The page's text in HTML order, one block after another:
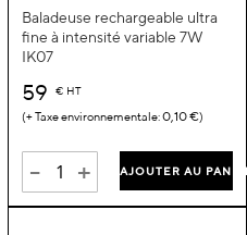
Baladeuse rechargeable ultra
fine à intensité variable 7W
IK07
59 € HT
0,10 €
- + AJOUTER AU